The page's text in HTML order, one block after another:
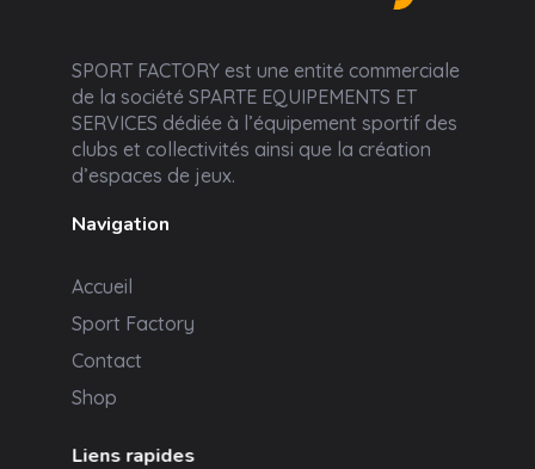
SPORT FACTORY est une entité commerciale
de la société SPARTE EQUIPEMENTS ET
SERVICES dédiée à l’équipement sportif des
clubs et collectivités ainsi que la création
d’espaces de jeux.
Navigation
Accueil
Sport Factory
Contact
Shop
Liens rapides